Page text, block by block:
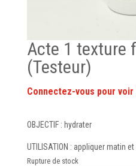
Acte 1 texture
(Testeur)
OBJECTIF : hydrater
UTILISATION : appliquer matin
Rupture de stock